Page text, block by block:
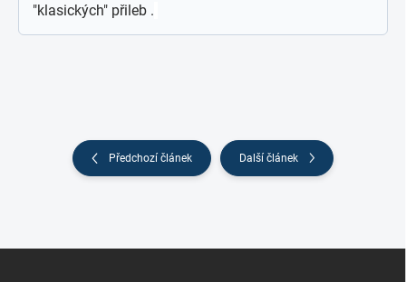
"klasických" přileb .
Předchozí článek Další článek